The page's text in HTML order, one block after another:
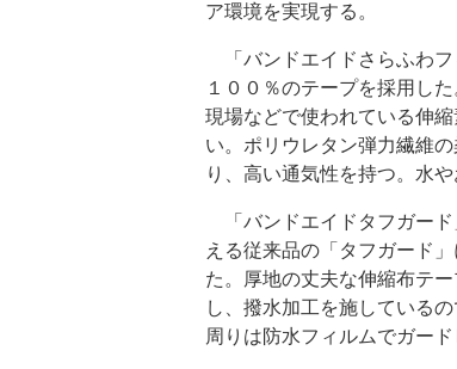
ア環境を実現する。
「バンドエイドさらふわフ
１００％のテープを採用し
現場などで使われている伸
い。ポリウレタン弾力繊維
り、高い通気性を持つ。水
「バンドエイドタフガード
える従来品の「タフガード
た。厚地の丈夫な伸縮布テ
し、撥水加工を施している
周りは防水フィルムでガー